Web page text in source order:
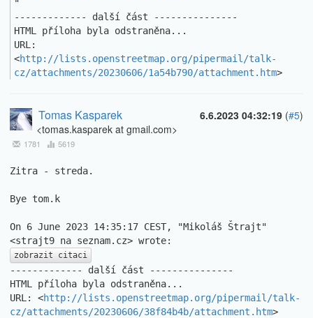
"
------------- další část ---------------
HTML příloha byla odstraněna...
URL:
<http://lists.openstreetmap.org/pipermail/talk-
cz/attachments/20230606/1a54b790/attachment.htm>
6.6.2023 04:32:19 (#5)
Tomas Kasparek
<tomas.kasparek at gmail.com>
1781 5619
Zitra - streda.
Bye tom.k
On 6 June 2023 14:35:17 CEST, "Mikoláš Štrajt"
zobrazit citaci
------------- další část ---------------
HTML příloha byla odstraněna...
URL: <http://lists.openstreetmap.org/pipermail/talk-
cz/attachments/20230606/38f84b4b/attachment.htm>